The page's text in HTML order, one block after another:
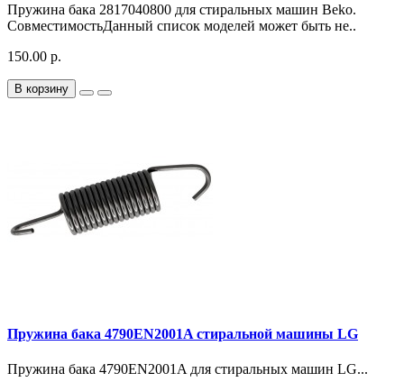
Пружина бака 2817040800 для стиральных машин Beko.
СовместимостьДанный список моделей может быть не..
150.00 р.
В корзину
Пружина бака 4790EN2001A стиральной машины LG
Пружина бака 4790EN2001A для стиральных машин LG...